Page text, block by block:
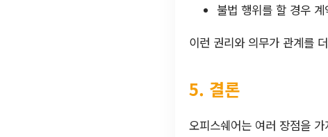
불법 행위를 할 경우
이런 권리와 의무가 관계를
5. 결론
오피스쉐어는 여러 장점을